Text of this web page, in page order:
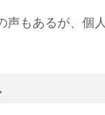
声もあるが、個